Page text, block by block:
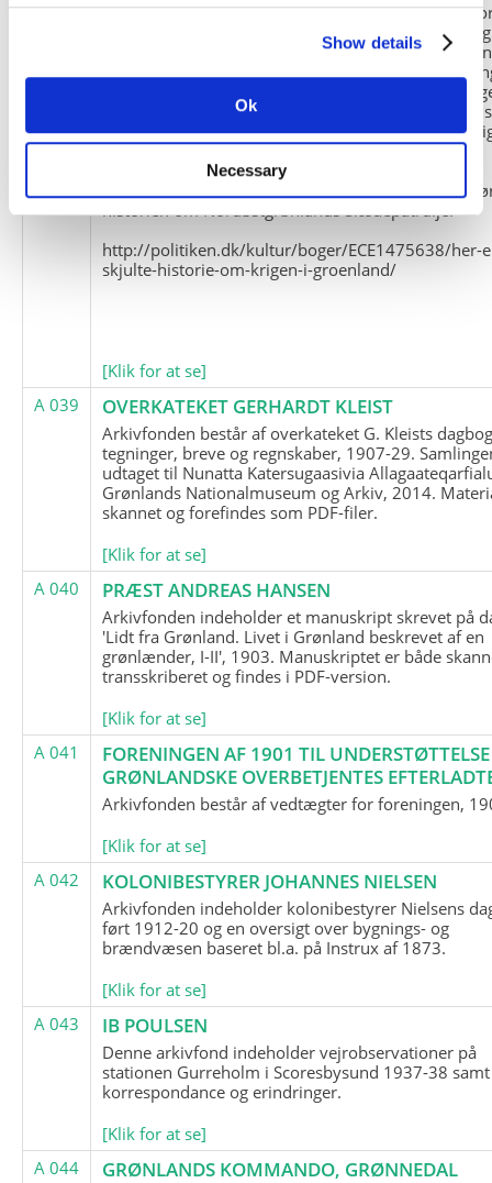
Show details
Ok
Necessary
Slædepatrulje med Eli Knudsen som medlem og
og Marius Jensen som medlem. Marius Jensens
befinder sig i Militärhistorisches Museum i Dresden
(Tyskland). Kopierne af Friedrich Littmanns
klausuleret iht. aftalen med giveren og Franz
Kontakt venligst Arktisk Instituts ledelse i
brugen af materialet til studie- og
formål.
Nedenunder findes et link til en presseartikel
historien om Nordøstgrønlands Slædepatrulje:
http://politiken.dk/kultur/boger/ECE1475638/her-
skjulte-historie-om-krigen-i-groenland/
[Klik for at se]
A 039
OVERKATEKET GERHARDT KLEIST
Arkivfonden består af overkateket G. Kleists
tegninger, breve og regnskaber, 1907-29.
udtaget til Nunatta Katersugaasivia
Grønlands Nationalmuseum og Arkiv, 2014.
skannet og forefindes som PDF-filer.
[Klik for at se]
A 040
PRÆST ANDREAS HANSEN
Arkivfonden indeholder et manuskript skrevet på
'Lidt fra Grønland. Livet i Grønland beskrevet af en
grønlænder, I-II', 1903. Manuskriptet er både
transskriberet og findes i PDF-version.
[Klik for at se]
A 041
FORENINGEN AF 1901 TIL
GRØNLANDSKE OVERBETJENTES
Arkivfonden består af vedtægter for foreningen,
[Klik for at se]
A 042
KOLONIBESTYRER JOHANNES NIELSEN
Arkivfonden indeholder kolonibestyrer Nielsens
ført 1912-20 og en oversigt over bygnings- og
brændvæsen baseret bl.a. på Instrux af 1873.
[Klik for at se]
A 043
IB POULSEN
Denne arkivfond indeholder vejrobservationer på
stationen Gurreholm i Scoresbysund 1937-38 samt
korrespondance og erindringer.
[Klik for at se]
A 044
GRØNLANDS KOMMANDO, GRØNNEDAL